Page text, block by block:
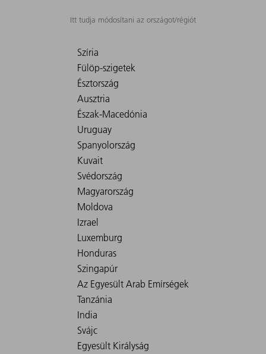
Itt tudja módosítani az országot/régiót